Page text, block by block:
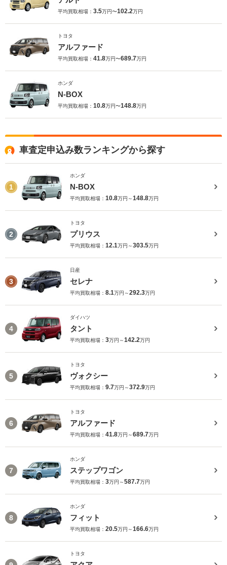
平均買取相場： 3.5万円〜102.2万円
トヨタ
アルファード
平均買取相場： 41.8万円〜689.7万円
ホンダ
N-BOX
平均買取相場： 10.8万円〜148.8万円
車査定申込み数ランキングから探す
1
ホンダ
N-BOX
平均買取相場： 10.8万円～148.8万円
2
トヨタ
プリウス
平均買取相場： 12.1万円～303.5万円
3
日産
セレナ
平均買取相場： 8.1万円～292.3万円
4
ダイハツ
タント
平均買取相場： 3万円～142.2万円
5
トヨタ
ヴォクシー
平均買取相場： 9.7万円～372.9万円
6
トヨタ
アルファード
平均買取相場： 41.8万円～689.7万円
7
ホンダ
ステップワゴン
平均買取相場： 3万円～587.7万円
8
ホンダ
フィット
平均買取相場： 20.5万円～166.6万円
トヨタ